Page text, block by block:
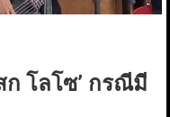
โลโซ’ กรณีมี